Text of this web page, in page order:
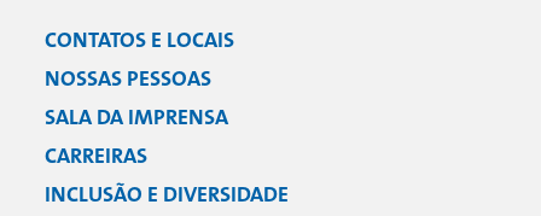
Sobre
navegação
CONTATOS E LOCAIS
NOSSAS PESSOAS
SALA DA IMPRENSA
CARREIRAS
INCLUSÃO E DIVERSIDADE